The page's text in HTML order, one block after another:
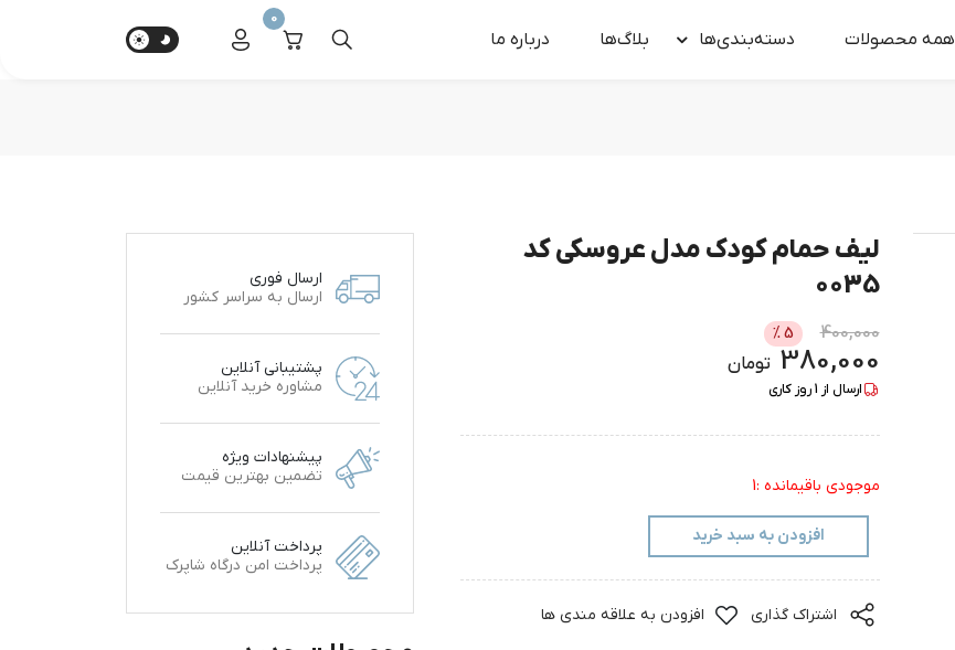
همه محصولات دسته‌بندی‌ها بلاگ‌ها درباره‌ ما
0
لیف حمام کودک مدل عروسکی کد
0035
400,000
5
%
380,000 تومان
ارسال از 1روز کاری
موجودی باقیمانده :1
افزودن به سبد خرید
اشتراک گذاری افزودن به علاقه مندی ها
ارسال فوری
ارسال به سراسر کشور
پشتیبانی آنلاین
مشاوره خرید آنلاین
پیشنهادات ویژه
تضمین بهترین قیمت
پرداخت آنلاین
پرداخت امن درگاه شاپرک